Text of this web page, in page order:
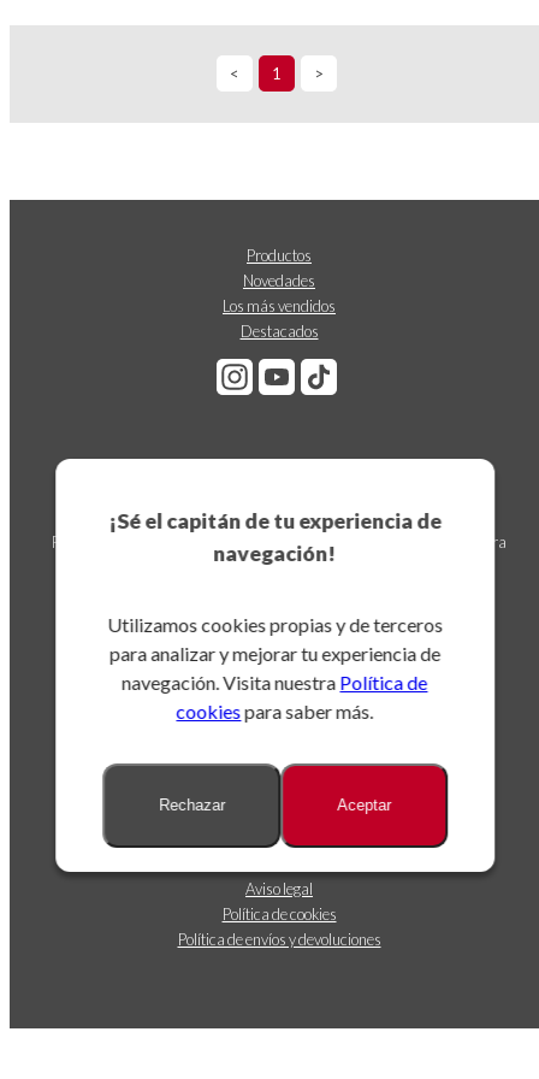
¡Sé el capitán de tu experiencia de
navegación!
Utilizamos cookies propias y de terceros
para analizar y mejorar tu experiencia de
navegación. Visita nuestra Política de
cookiespara saber más.
Rechazar Aceptar
< 1 >
Productos
Novedades
Los más vendidos
Destacados
Puedes darte de baja en cualquier momento. Para ello, consulta nuestra
información de contacto en el aviso legal.
Contáctanos
Aviso legal
Política de cookies
Política de envíos y devoluciones